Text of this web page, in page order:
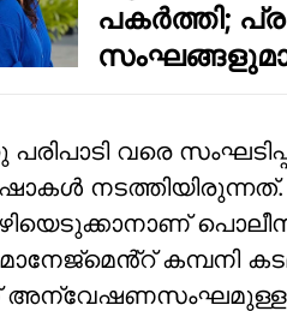
പകർത്തി;
വരെ
ഷോകൾ
കമ്പനി